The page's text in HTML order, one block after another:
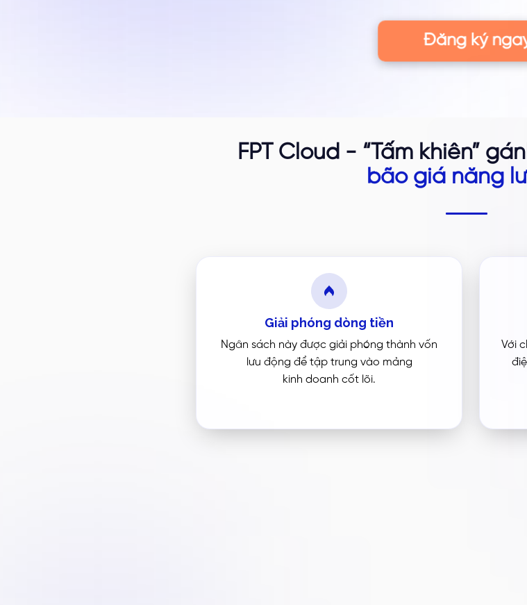
Đăng ký
Giải phóng dòng tiền
Ngân sách này được giải phóng thành vốn
lưu động để tập trung vào mảng
kinh doanh cốt lõi.
Với
FPT Cloud - “Tấm khiên”
bão giá năng